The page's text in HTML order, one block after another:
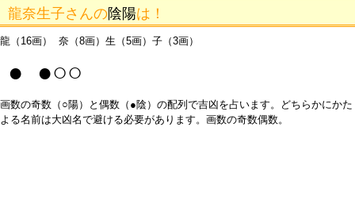
龍奈生子さんの陰陽は！
龍（16画） 奈（8画）生（5画）子（3画）
● ●○○
画数の奇数（○陽）と偶数（●陰）の配列で吉凶を占います。どちらかにかた
よる名前は大凶名で避ける必要があります。画数の奇数偶数。